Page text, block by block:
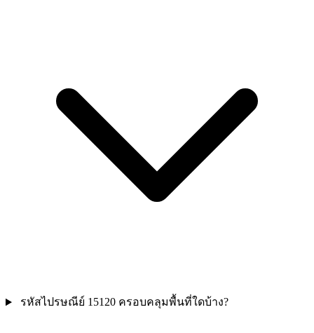
รหัสไปรษณีย์ 15120 ครอบคลุมพื้นที่ใดบ้าง?